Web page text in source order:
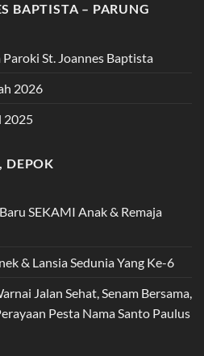
BAPTISTA – PARUNG
St. Joannes Baptista
2026
2025
DEPOK
SEKAMI Anak & Remaja
& Lansia Sedunia Yang Ke-6
Jalan Sehat, Senam Bersama,
Pesta Nama Santo Paulus